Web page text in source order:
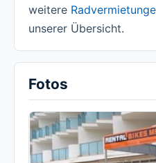
weitere
unserer Übersicht.
Fotos